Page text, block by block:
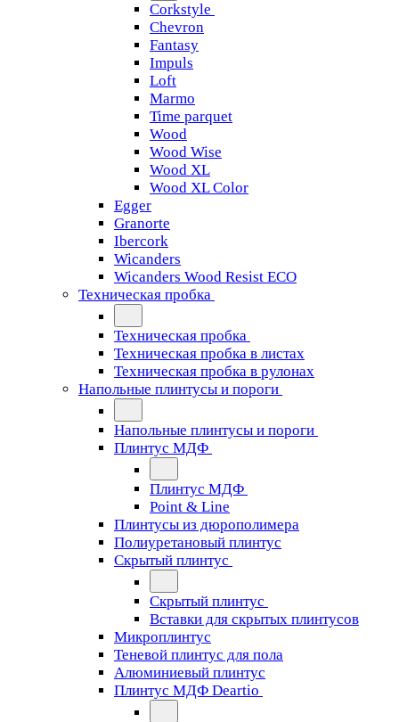
Corkstyle
Chevron
Fantasy
Impuls
Loft
Marmo
Time parquet
Wood
Wood Wise
Wood XL
Wood XL Color
Egger
Granorte
Ibercork
Wicanders
Wicanders Wood Resist ECO
Техническая пробка
Техническая пробка
Техническая пробка в листах
Техническая пробка в рулонах
Напольные плинтусы и пороги
Напольные плинтусы и пороги
Плинтус МДФ
Плинтус МДФ
Point & Line
Плинтусы из дюрополимера
Полиуретановый плинтус
Скрытый плинтус
Скрытый плинтус
Вставки для скрытых плинтусов
Микроплинтус
Теневой плинтус для пола
Алюминиевый плинтус
Плинтус МДФ Deartio